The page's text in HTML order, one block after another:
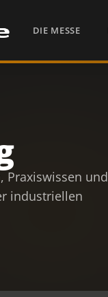
DIE MESSE
Praxiswissen und
industriellen